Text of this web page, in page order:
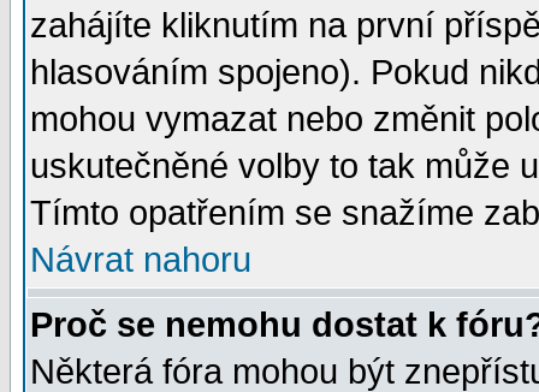
zahájíte kliknutím na první
hlasováním spojeno). Pokud
mohou vymazat nebo změnit
uskutečněné volby to tak může
Tímto opatřením se snažíme
Návrat nahoru
Proč se nemohu dostat k
Některá fóra mohou být